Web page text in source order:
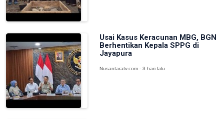
Usai Kasus Keracunan MBG, BGN
Berhentikan Kepala SPPG di
Jayapura
Nusantaratv.com - 3 hari lalu